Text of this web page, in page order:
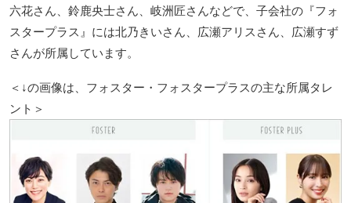
六花さん、鈴鹿央士さん、岐洲匠さんなどで、子会社の『フォ
スタープラス』には北乃きいさん、広瀬アリスさん、広瀬すず
さんが所属しています。
＜↓の画像は、フォスター・フォスタープラスの主な所属タレ
ント＞